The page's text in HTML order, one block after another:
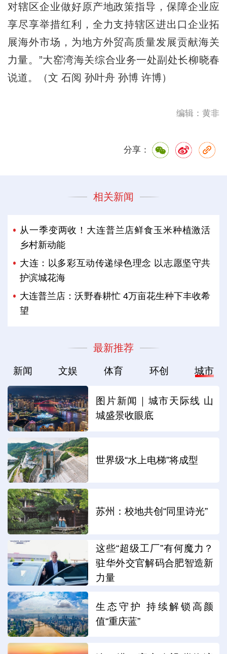
对辖区企业做好原产地政策指导，保障企业应
享尽享举措红利，全力支持辖区进出口企业拓
展海外市场，为地方外贸高质量发展贡献海关
力量。”大窑湾海关综合业务一处副处长柳晓春
说道。（文 石阅 孙叶舟 孙博 许博）
编辑：黄非
分享：
相关新闻
从一季变两收！大连普兰店鲜食玉米种植激活
乡村新动能
大连：以多彩互动传递绿色理念 以志愿坚守共
护滨城花海
大连普兰店：沃野春耕忙 4万亩花生种下丰收希
望
最新推荐
新闻 文娱 体育 环创 城市
图片新闻｜城市天际线 山
城盛景收眼底
世界级“水上电梯”将成型
苏州：校地共创“同里诗光”
这些“超级工厂”有何魔力？
驻华外交官解码合肥智造新
力量
生态守护 持续解锁高颜
值“重庆蓝”